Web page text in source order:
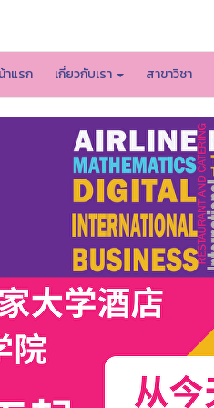
าแรก เกี่ยวกับเรา สาขาวิชา